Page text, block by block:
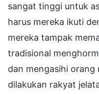
sangat tinggi untuk
harus mereka ikuti
mereka tampak
tradisional
dan mengasihi orang
dilakukan rakyat